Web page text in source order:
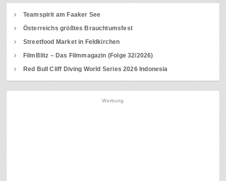
Teamspirit am Faaker See
Österreichs größtes Brauchtumsfest
Streetfood Market in Feldkirchen
FilmBlitz – Das Filmmagazin (Folge 32/2026)
Red Bull Cliff Diving World Series 2026 Indonesia
Werbung